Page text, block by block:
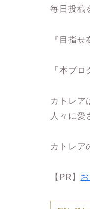
毎日投稿
『目指
「本ブ
カトレア
人々に愛
カトレア
【PR】